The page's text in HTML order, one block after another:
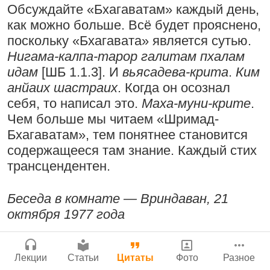
Бог, наука и атеизм, часть 2: Хвала
слушателям!
9:25 |17 июля 2024|
Атланта, Джорджия, США
Поклоняться Бхактивиноду Тхакуру,
исполняя его бхаджаны
1:14:02 |12 сентября
Радхарани — глава департамента
служений
1:05:35 | 7 сентября 2008|
Мы теряем нормальную жизнь и слава
Богу!
Васух
Вишну-сахасра-нама
Богатство, которое не спрятать в
сундук
Где живет Верховная Личность Бога?
Каков адрес Вишну?
Обсуждайте «Бхагаватам» каждый день,
как можно больше. Всё будет прояснено,
поскольку «Бхагавата» является сутью.
Нигама-калпа-тарор галитам пхалам
идам [ШБ 1.1.3]. И вьясадева-крита. Ким
анйаих шастраих. Когда он осознал
себя, то написал это. Маха-муни-крите.
Чем больше мы читаем «Шримад-
Бхагаватам», тем понятнее становится
содержащееся там знание. Каждый стих
трансцендентен.
Беседа в комнате — Вриндаван, 21
октября 1977 года
English | Telegram | ВК-пост
Сайт
Войти| Регистрация|История версий
|
Инструкция
Лекции Статьи Цитаты Фото Разное